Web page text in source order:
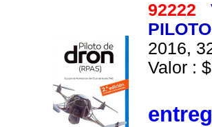
92222
2016,
Valor :